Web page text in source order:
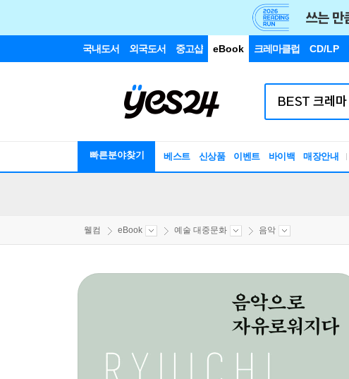
국내도서 외국도서 중고샵 eBook 크레마클럽 CD/LP
빠른분야찾기 베스트 신상품 이벤트 바이백 매장안내
웰컴 eBook 예술 대중문화 음악